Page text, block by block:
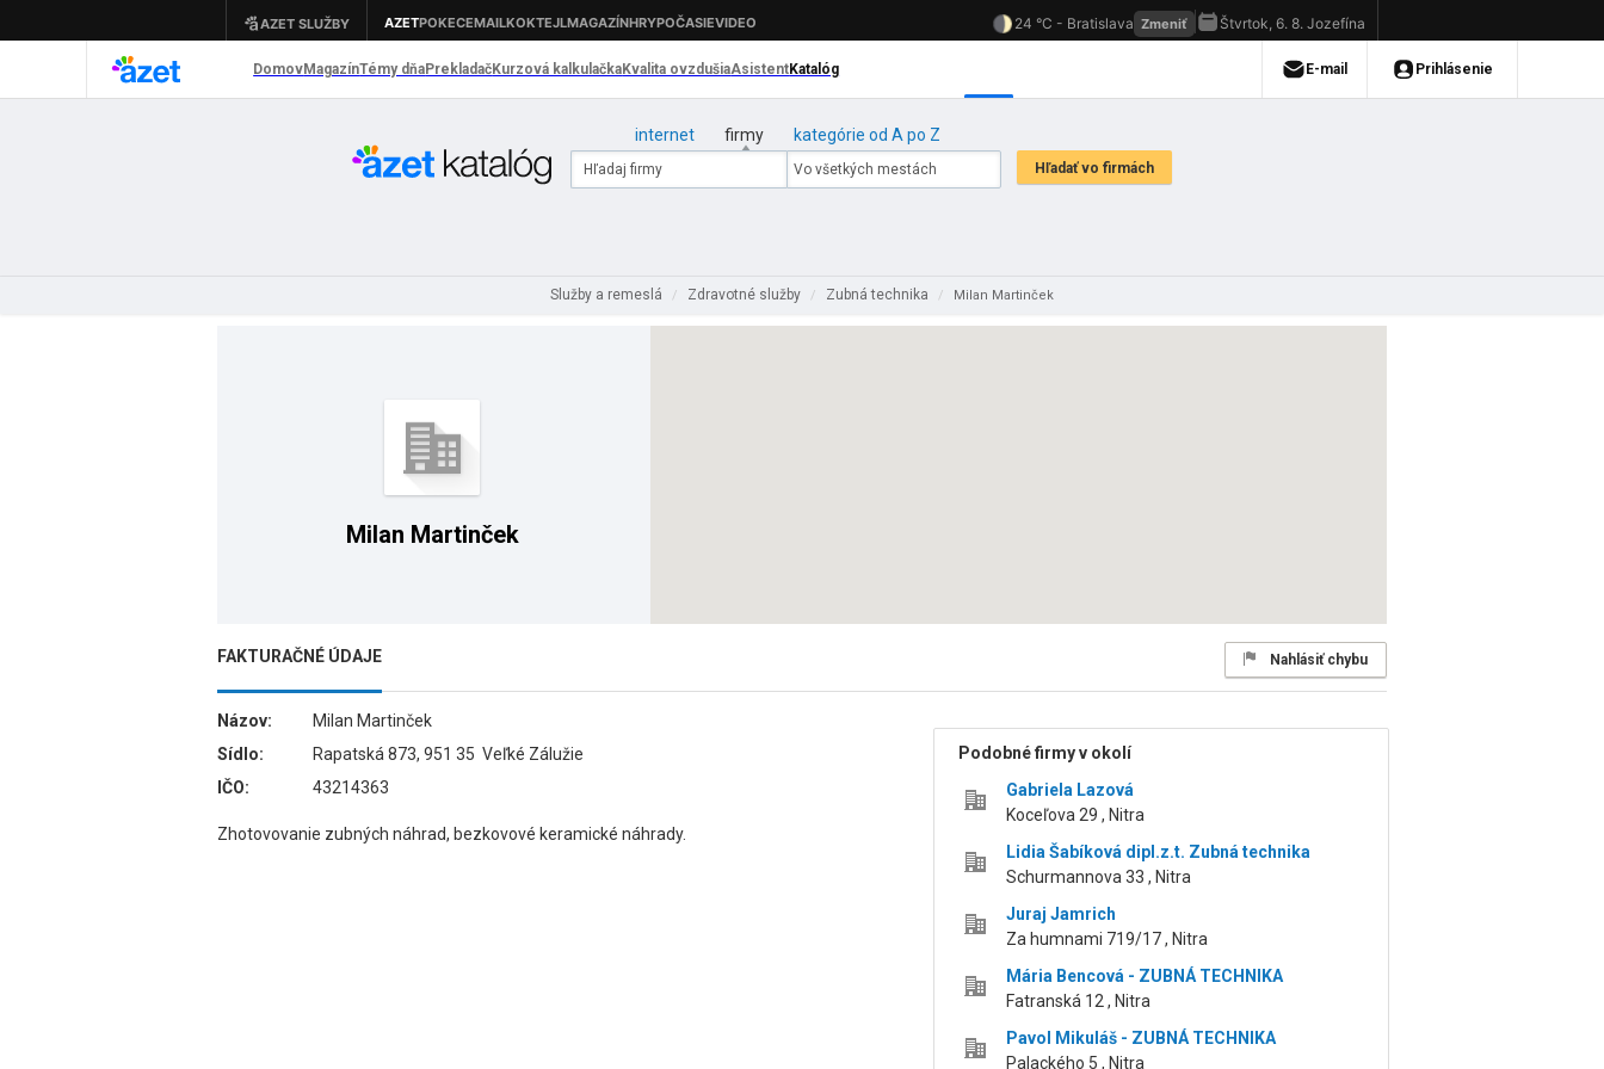
internet firmy kategórie od A po Z
Služby a remeslá / Zdravotné služby / Zubná technika / Milan Martinček
Milan Martinček
FAKTURAČNÉ ÚDAJE Nahlásiť chybu
Názov:
Milan Martinček
Sídlo:
Rapatská 873, 951 35 Veľké Zálužie
IČO:
43214363
Zhotovovanie zubných náhrad, bezkovové keramické náhrady.
Podobné firmy v okolí
Gabriela Lazová
Koceľova 29 , Nitra
Lidia Šabíková dipl.z.t. Zubná technika
Schurmannova 33 , Nitra
Juraj Jamrich
Za humnami 719/17 , Nitra
Mária Bencová - ZUBNÁ TECHNIKA
Fatranská 12 , Nitra
Pavol Mikuláš - ZUBNÁ TECHNIKA
Palackého 5 , Nitra